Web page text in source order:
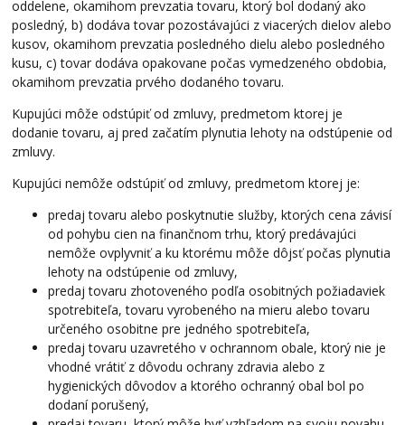
oddelene, okamihom prevzatia tovaru, ktorý bol dodaný ako
posledný, b) dodáva tovar pozostávajúci z viacerých dielov alebo
kusov, okamihom prevzatia posledného dielu alebo posledného
kusu, c) tovar dodáva opakovane počas vymedzeného obdobia,
okamihom prevzatia prvého dodaného tovaru.
Kupujúci môže odstúpiť od zmluvy, predmetom ktorej je
dodanie tovaru, aj pred začatím plynutia lehoty na odstúpenie od
zmluvy.
Kupujúci nemôže odstúpiť od zmluvy, predmetom ktorej je:
predaj tovaru alebo poskytnutie služby, ktorých cena závisí
od pohybu cien na finančnom trhu, ktorý predávajúci
nemôže ovplyvniť a ku ktorému môže dôjsť počas plynutia
lehoty na odstúpenie od zmluvy,
predaj tovaru zhotoveného podľa osobitných požiadaviek
spotrebiteľa, tovaru vyrobeného na mieru alebo tovaru
určeného osobitne pre jedného spotrebiteľa,
predaj tovaru uzavretého v ochrannom obale, ktorý nie je
vhodné vrátiť z dôvodu ochrany zdravia alebo z
hygienických dôvodov a ktorého ochranný obal bol po
dodaní porušený,